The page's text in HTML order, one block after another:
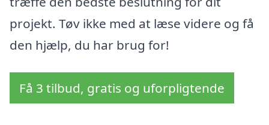
projekt. Tøv ikke med at læse videre og få
den hjælp, du har brug for!
Få 3 tilbud, gratis og uforpligtende